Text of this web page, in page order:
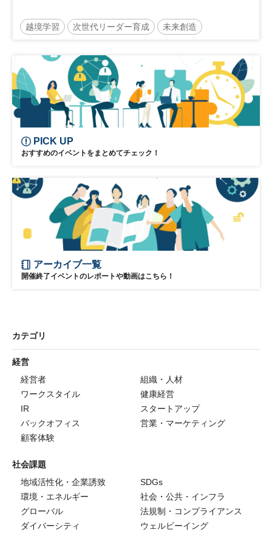
越境学習 次世代リーダー育成 未来創造
リーダーシップ 新規事業
PICK UP
おすすめのイベントをまとめてチェック！
アーカイブ一覧
開催終了イベントのレポートや動画はこちら！
カテゴリ
経営
経営者
組織・人材
ワークスタイル
健康経営
IR
スタートアップ
バックオフィス
営業・マーケティング
顧客体験
社会課題
地域活性化・企業誘致
SDGs
環境・エネルギー
社会・公共・インフラ
グローバル
法規制・コンプライアンス
ダイバーシティ
ウェルビーイング